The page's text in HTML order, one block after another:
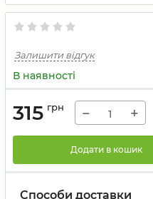
Залишити відгук
В наявності
315 грн − +
Додати в кошик
Способи доставки